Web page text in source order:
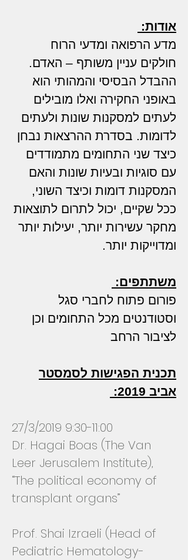
אודות:
מדע הרפואה ומדעי הרוח
חולקים עניין משותף – האדם.
ההבדל הבסיסי והמהותי הוא
באופני החקירה ואלו מובילים
לעתים למסקנות שונות ולעתים
לדומות. בסדרת ההרצאות נבחן
כיצד שני התחומים מתמודדים
עם סוגיות ובעיות שונות והאם
המסקנות דומות וכיצד השוני,
ככל שקיים, יכול לתרום לתוצאות
מחקר עשירות יותר, יעילות יותר
ומדוייקות יותר.
משתתפים:
פורום פתוח לחברי סגל
וסטודנטים מכל התחומים וכן
לציבור הרחב
תכנית הפגישות לסמסטר
אביב 2019:
27/3/2019 9:30-11:00
Dr. Hagai Boas (The Van
Leer Jerusalem Institute),
“The political economy of
transplant organs”
Prof. Shai Izraeli (Head of
Pediatric Hematology-